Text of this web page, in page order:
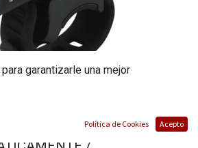
BICICLETAS / AJUSTA
garantizarle una mejor
Política de Cookies Acepto